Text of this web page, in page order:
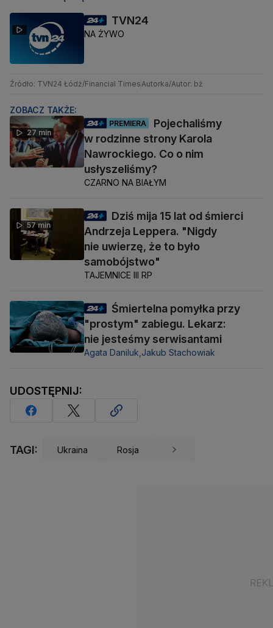
TVN24
NA ŻYWO
Źródło: TVN24 Łódź/Financial TimesAutorka/Autor: bż
ZOBACZ TAKŻE:
27 min
PREMIERA
Pojechaliśmy
w rodzinne strony Karola
Nawrockiego. Co o nim
usłyszeliśmy?
CZARNO NA BIAŁYM
57 min
Dziś mija 15 lat od śmierci
Andrzeja Leppera. "Nigdy
nie uwierzę, że to było
samobójstwo"
TAJEMNICE III RP
Śmiertelna pomyłka przy
"prostym" zabiegu. Lekarz:
nie jesteśmy serwisantami
Agata Daniluk, Jakub Stachowiak
UDOSTĘPNIJ:
TAGI: Ukraina Rosja